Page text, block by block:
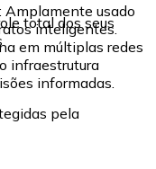
usado
inteligentes.
em múltiplas redes
infraestrutura
informadas.
total dos seus
pela